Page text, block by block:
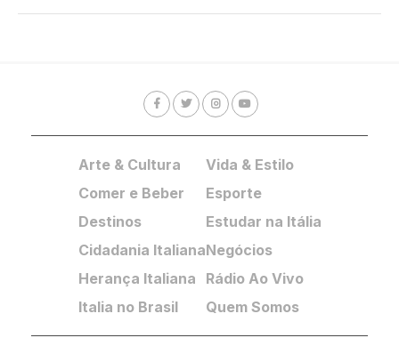
Arte & Cultura
Comer e Beber
Destinos
Cidadania Italiana
Herança Italiana
Italia no Brasil
Vida & Estilo
Esporte
Estudar na Itália
Negócios
Rádio Ao Vivo
Quem Somos